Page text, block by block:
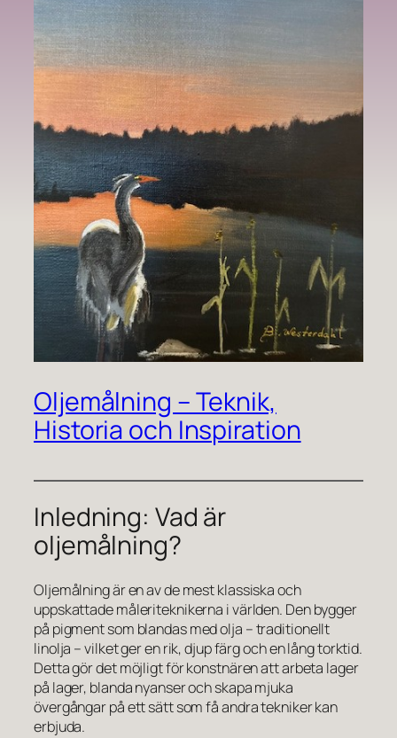
Oljemålning – Teknik,
Historia och Inspiration
Inledning: Vad är
oljemålning?
Oljemålning är en av de mest klassiska och
uppskattade måleriteknikerna i världen. Den bygger
på pigment som blandas med olja – traditionellt
linolja – vilket ger en rik, djup färg och en lång torktid.
Detta gör det möjligt för konstnären att arbeta lager
på lager, blanda nyanser och skapa mjuka
övergångar på ett sätt som få andra tekniker kan
erbjuda.